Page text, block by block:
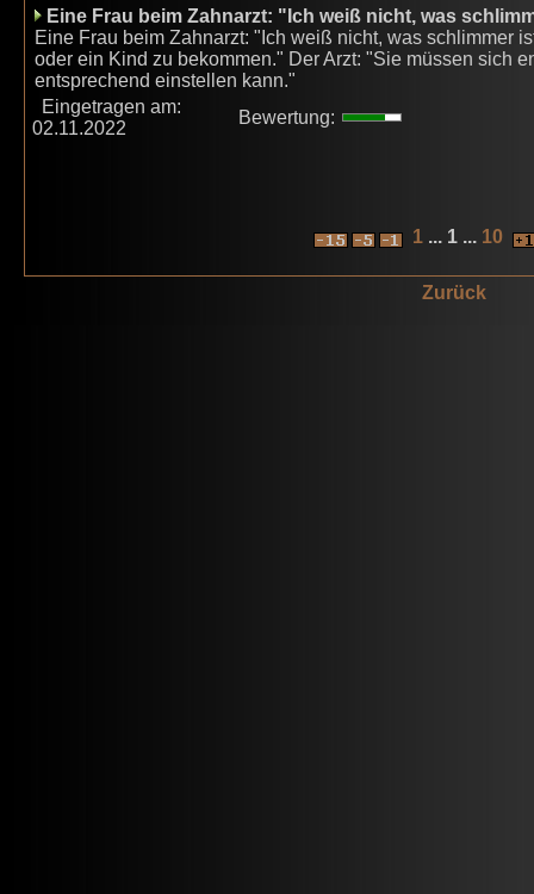
Eine Frau beim Zahnarzt: "Ich weiß nicht, was
Eine Frau beim Zahnarzt: "Ich weiß nicht, was schlimmer
oder ein Kind zu bekommen." Der Arzt: "Sie müssen sich
entsprechend einstellen kann."
Eingetragen am:
02.11.2022
Bewertung:
1... 1 ... 10
Zurück